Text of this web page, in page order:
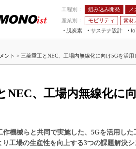
工程別： 組み込み開発
産業別：
モビリティ 素材
脱炭素
サステナ設計
つながる工場AI×設備保全 JIMTOF
IIFES
ント > 三菱重工とNEC、工場内無線化に向け5Gを活用
NEC、工場内無線化に
作機械らと共同で実施した、5Gを活用し
り工場の生産性を向上する3つの課題解決